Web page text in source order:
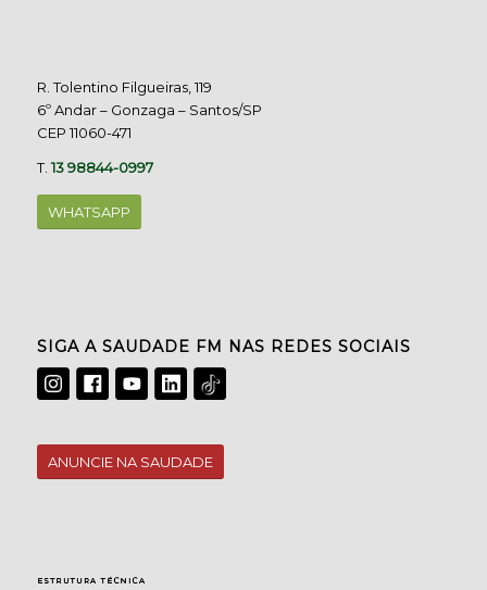
R. Tolentino Filgueiras, 119
6º Andar – Gonzaga – Santos/SP
CEP 11060-471
T.13 98844-0997
WHATSAPP
SIGA A SAUDADE FM NAS REDES SOCIAIS
ANUNCIE NA SAUDADE